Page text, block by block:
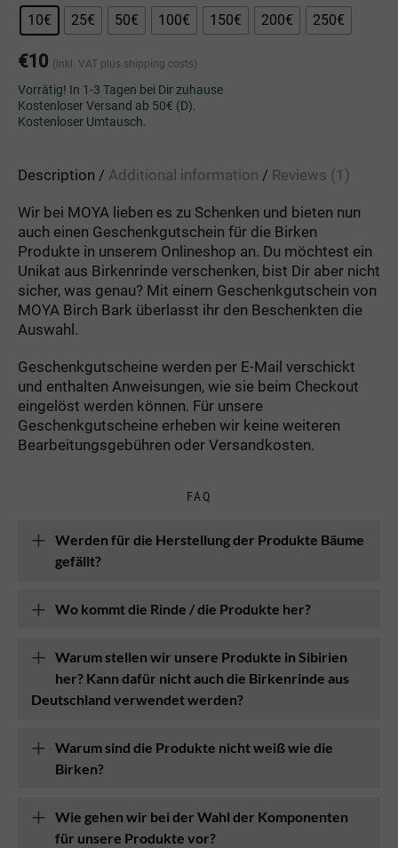
10€ 25€ 50€ 100€ 150€ 200€ 250€
€10 (inkl. VAT plus shipping costs)
Vorrätig! In 1-3 Tagen bei Dir zuhause
Kostenloser Versand ab 50€ (D).
Kostenloser Umtausch.
Description Additional information Reviews (1)
Wir bei MOYA lieben es zu Schenken und bieten nun
auch einen Geschenkgutschein für die Birken
Produkte in unserem Onlineshop an. Du möchtest ein
Unikat aus Birkenrinde verschenken, bist Dir aber nicht
sicher, was genau? Mit einem Geschenkgutschein von
MOYA Birch Bark überlasst ihr den Beschenkten die
Auswahl.
Geschenkgutscheine werden per E-Mail verschickt
und enthalten Anweisungen, wie sie beim Checkout
eingelöst werden können. Für unsere
Geschenkgutscheine erheben wir keine weiteren
Bearbeitungsgebühren oder Versandkosten.
FAQ
Werden für die Herstellung der Produkte Bäume
gefällt?
Wo kommt die Rinde / die Produkte her?
Warum stellen wir unsere Produkte in Sibirien
her? Kann dafür nicht auch die Birkenrinde aus
Deutschland verwendet werden?
Warum sind die Produkte nicht weiß wie die
Birken?
Wie gehen wir bei der Wahl der Komponenten
für unsere Produkte vor?